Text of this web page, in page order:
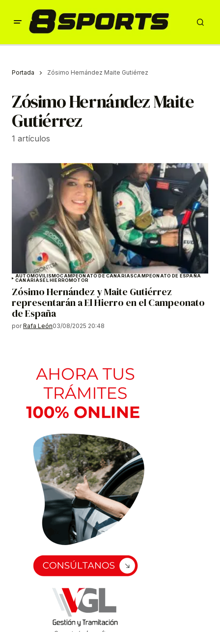
Portada Zósimo Hernández Maite Gutiérrez
Zósimo Hernández Maite
Gutiérrez
1 artículos
AUTOMOVILISMOCAMPEONATO DE CANARIASCAMPEONATO DE ESPAÑA
CANARIASEL HIERROMOTOR
Zósimo Hernández y Maite Gutiérrez
representarán a El Hierro en el Campeonato
de España
por Rafa León03/08/2025 20:48